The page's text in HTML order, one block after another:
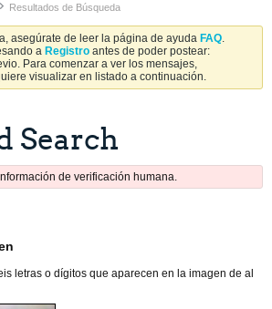
Resultados de Búsqueda
asegúrate de leer la página de ayuda FAQ.
a Registro antes de poder postear:
Para comenzar a ver los mensajes,
visualizar en listado a continuación.
Search
de verificación humana.
letras o dígitos que aparecen en la imagen de al